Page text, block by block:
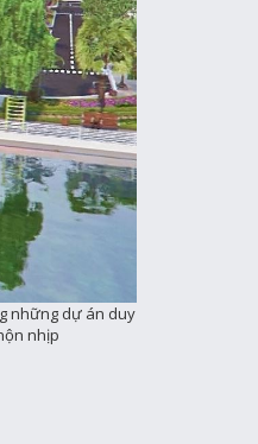
những dự án duy
nhịp